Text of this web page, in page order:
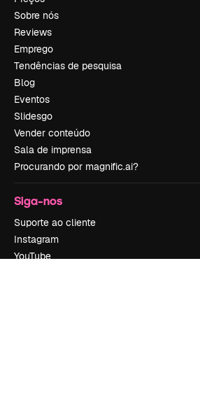
Sobre nós
Reviews
Emprego
Tendências de pesquisa
Blog
Eventos
Slidesgo
Vender conteúdo
Sala de imprensa
Procurando por magnific.ai?
Siga-nos
Suporte ao cliente
Instagram
YouTube